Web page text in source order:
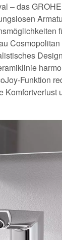
– das
Funktion
Komfortverlust